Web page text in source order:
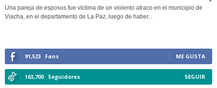
Una pareja de esposos fue víctima de un violento atraco en el municipio de
Viacha, en el departamento de La Paz, luego de haber...
91,523 Fans ME GUSTA
163,700 Seguidores SEGUIR